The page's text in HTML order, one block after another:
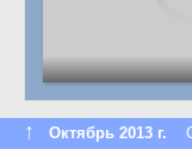
↑ Октябрь 2013 г.